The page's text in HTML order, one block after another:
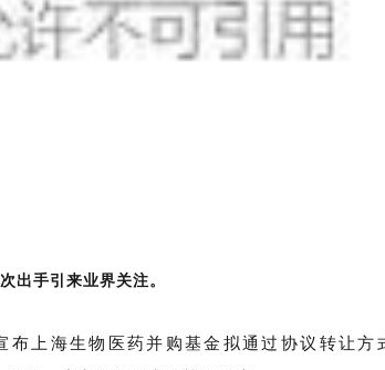
出手引来业界关注。
上海生物医药并购基金拟通过协议转让方